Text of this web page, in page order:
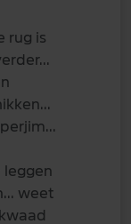
rug is
...
leggen
weet